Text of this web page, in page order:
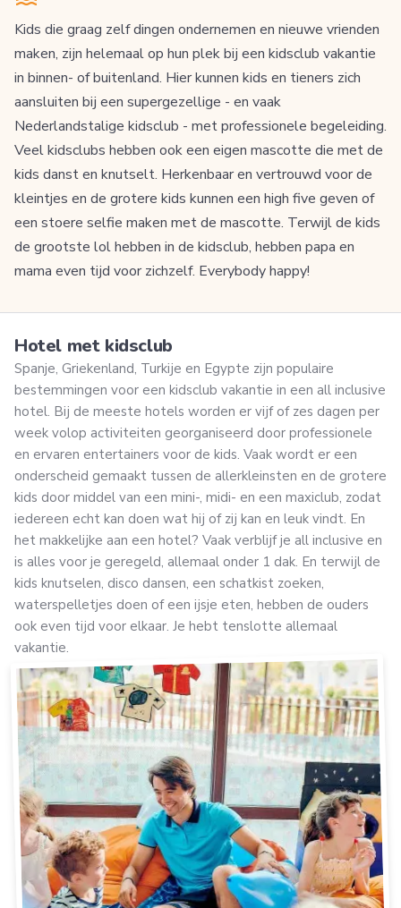
Kids die graag zelf dingen ondernemen en nieuwe vrienden
maken, zijn helemaal op hun plek bij een kidsclub vakantie
in binnen- of buitenland. Hier kunnen kids en tieners zich
aansluiten bij een supergezellige - en vaak
Nederlandstalige kidsclub - met professionele begeleiding.
Veel kidsclubs hebben ook een eigen mascotte die met de
kids danst en knutselt. Herkenbaar en vertrouwd voor de
kleintjes en de grotere kids kunnen een high five geven of
een stoere selfie maken met de mascotte. Terwijl de kids
de grootste lol hebben in de kidsclub, hebben papa en
mama even tijd voor zichzelf. Everybody happy!
Hotel met kidsclub
Spanje, Griekenland, Turkije en Egypte zijn populaire
bestemmingen voor een kidsclub vakantie in een all inclusive
hotel. Bij de meeste hotels worden er vijf of zes dagen per
week volop activiteiten georganiseerd door professionele
en ervaren entertainers voor de kids. Vaak wordt er een
onderscheid gemaakt tussen de allerkleinsten en de grotere
kids door middel van een mini-, midi- en een maxiclub, zodat
iedereen echt kan doen wat hij of zij kan en leuk vindt. En
het makkelijke aan een hotel? Vaak verblijf je all inclusive en
is alles voor je geregeld, allemaal onder 1 dak. En terwijl de
kids knutselen, disco dansen, een schatkist zoeken,
waterspelletjes doen of een ijsje eten, hebben de ouders
ook even tijd voor elkaar. Je hebt tenslotte allemaal
vakantie.